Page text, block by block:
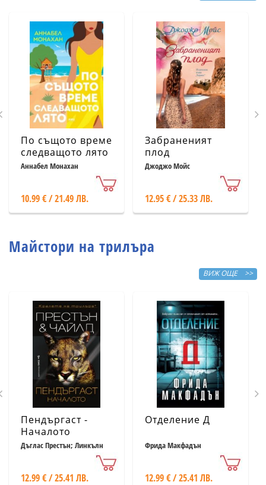
По същото време
следващото лято
Аннабел Монахан
10.99 € / 21.49 ЛВ.
Забраненият
плод
Джоджо Мойс
12.95 € / 25.33 ЛВ.
Майстори на трилъра
ВИЖ ОЩЕ >>
Пендъргаст -
Началото
Дъглас Престън; Линкълн
12.99 € / 25.41 ЛВ.
Отделение Д
Фрида Макфадън
12.99 € / 25.41 ЛВ.